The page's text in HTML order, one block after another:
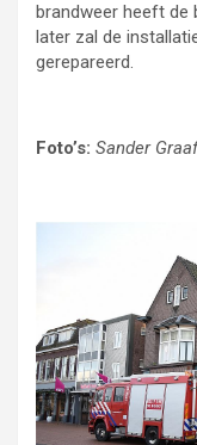
brandweer heeft de
later zal de
gerepareerd.
Foto’s: Sander